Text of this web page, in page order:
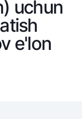
uchun
e'lon